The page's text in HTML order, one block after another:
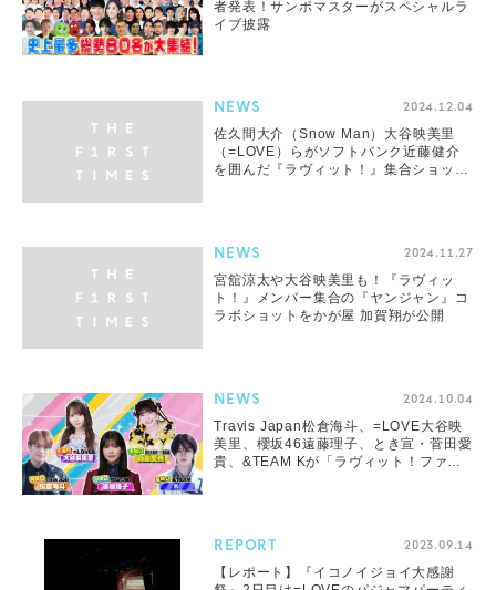
者発表！サンボマスターがスペシャルラ
イブ披露
NEWS 2024.12.04
佐久間大介（Snow Man）大谷映美里
（=LOVE）らがソフトバンク近藤健介
を囲んだ『ラヴィット！』集合ショット
NEWS 2024.11.27
宮舘涼太や大谷映美里も！『ラヴィッ
ト！』メンバー集合の『ヤンジャン』コ
ラボショットをかが屋 加賀翔が公開
NEWS 2024.10.04
Travis Japan松倉海斗、=LOVE大谷映
美里、櫻坂46遠藤理子、とき宣・菅田愛
貴、&TEAM Kが「ラヴィット！ファミ
REPORT 2023.09.14
【レポート】『イコノイジョイ大感謝